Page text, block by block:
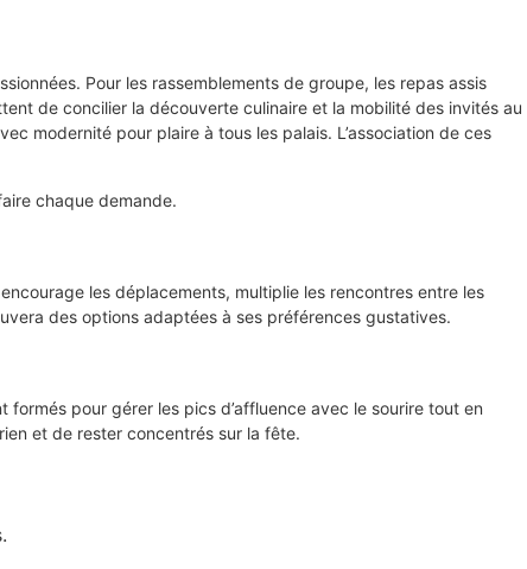
Pour les rassemblements de groupe, les repas assis
de concilier la découverte culinaire et la mobilité des invités au
modernité pour plaire à tous les palais. L’association de ces
chaque demande.
les déplacements, multiplie les rencontres entre les
des options adaptées à ses préférences gustatives.
pour gérer les pics d’affluence avec le sourire tout en
et de rester concentrés sur la fête.